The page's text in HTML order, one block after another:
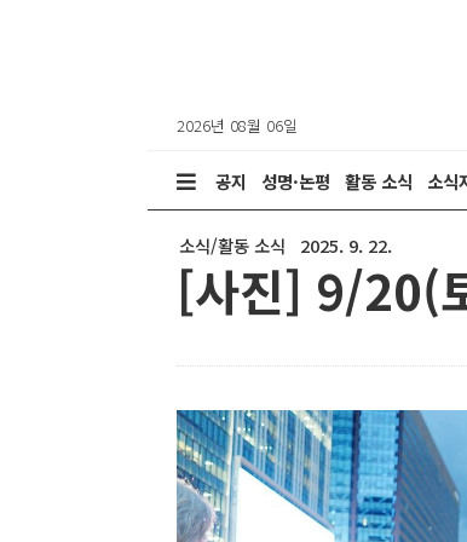
2026년 08월 06일
공지 성명·논평 활동 소식 소식
소식/활동 소식 2025. 9. 22.
[사진] 9/20(